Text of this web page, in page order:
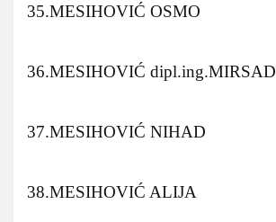
35.MESIHOVIĆ OSMO
36.MESIHOVIĆ dipl.ing.MIRSAD
37.MESIHOVIĆ NIHAD
38.MESIHOVIĆ ALIJA